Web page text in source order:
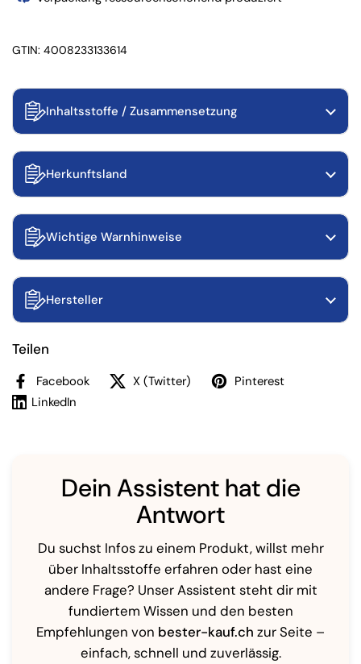
GTIN: 4008233133614
Inhaltsstoffe / Zusammensetzung
Herkunftsland
Wichtige Warnhinweise
Hersteller
Teilen
Facebook X (Twitter)
Pinterest
LinkedIn
Dein Assistent hat die
Antwort
Du suchst Infos zu einem Produkt, willst mehr
über Inhaltsstoffe erfahren oder hast eine
andere Frage? Unser Assistent steht dir mit
fundiertem Wissen und den besten
Empfehlungen von bester-kauf.ch zur Seite –
einfach, schnell und zuverlässig.